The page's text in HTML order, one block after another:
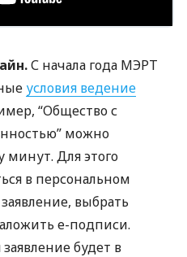
С начала года МЭРТ
условия ведение
“Общество с
можно
минут. Для этого
в персональном
выбрать
е-подписи.
будет в